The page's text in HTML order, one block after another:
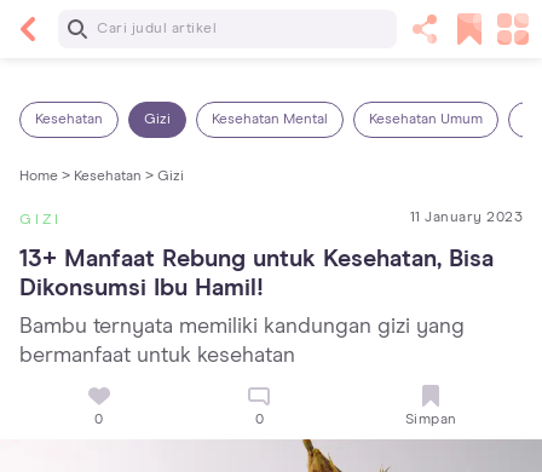
Baca Selanjutnya
Kesehatan Gizi Kesehatan Mental Kesehatan Umum
Home > Kesehatan > Gizi
GIZI 11 January 2023
13+ Manfaat Rebung untuk Kesehatan, Bisa
Dikonsumsi Ibu Hamil!
Bambu ternyata memiliki kandungan gizi yang
bermanfaat untuk kesehatan
0 0 Simpan